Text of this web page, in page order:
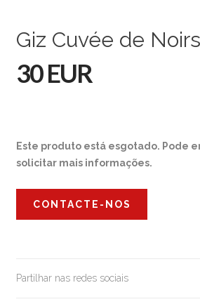
Giz Cuvée de
30 EUR
Este produto está esgotado. Pode
solicitar mais informações.
CONTACTE-NOS
Partilhar nas redes sociais